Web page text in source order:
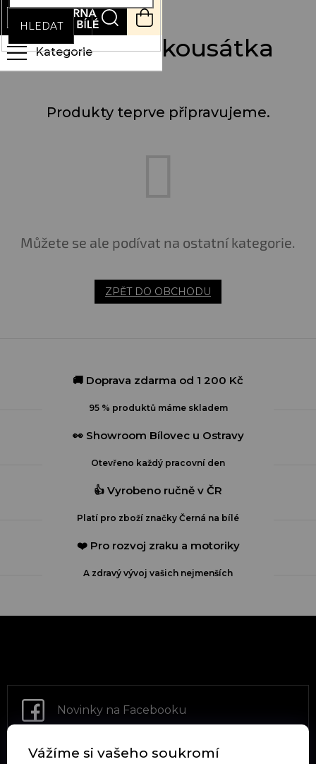
Vážíme si vašeho soukromí
Přejít
obsah
HLEDAT
NÁKUPNÍ
KOŠÍK
Chrastítka a kousátka
Produkty teprve připravujeme.
Můžete se ale podívat na ostatní kategorie.
ZPĚT DO OBCHODU
🚚 Doprava zdarma od 1 200 Kč
95 % produktů máme skladem
👀 Showroom Bílovec u Ostravy
Otevřeno každý pracovní den
👍 Vyrobeno ručně v ČR
Platí pro zboží značky Černá na bílé
❤️ Pro rozvoj zraku a motoriky
A zdravý vývoj vašich nejmenších
a
Novinky na Facebooku